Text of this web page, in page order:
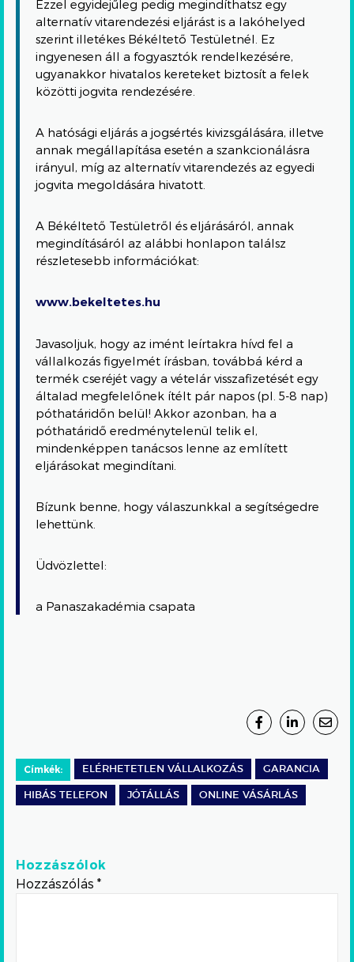
Ezzel egyidejűleg pedig megindíthatsz egy
alternatív vitarendezési eljárást is a lakóhelyed
szerint illetékes Békéltető Testületnél. Ez
ingyenesen áll a fogyasztók rendelkezésére,
ugyanakkor hivatalos kereteket biztosít a felek
közötti jogvita rendezésére.
A hatósági eljárás a jogsértés kivizsgálására, illetve
annak megállapítása esetén a szankcionálásra
irányul, míg az alternatív vitarendezés az egyedi
jogvita megoldására hivatott.
A Békéltető Testületről és eljárásáról, annak
megindításáról az alábbi honlapon találsz
részletesebb információkat:
www.bekeltetes.hu
Javasoljuk, hogy az imént leírtakra hívd fel a
vállalkozás figyelmét írásban, továbbá kérd a
termék cseréjét vagy a vételár visszafizetését egy
általad megfelelőnek ítélt pár napos (pl. 5-8 nap)
póthatáridőn belül! Akkor azonban, ha a
póthatáridő eredménytelenül telik el,
mindenképpen tanácsos lenne az említett
eljárásokat megindítani.
Bízunk benne, hogy válaszunkkal a segítségedre
lehettünk.
Üdvözlettel:
a Panaszakadémia csapata
Címkék: ELÉRHETETLEN VÁLLALKOZÁS GARANCIA
HIBÁS TELEFON JÓTÁLLÁS ONLINE VÁSÁRLÁS
Hozzászólok
Hozzászólás *